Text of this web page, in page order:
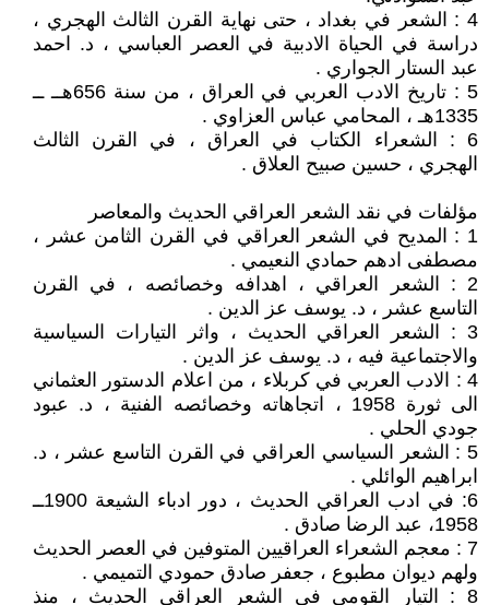
4 : الشعر في بغداد ، حتى نهاية القرن الثالث الهجري ،
دراسة في الحياة الادبية في العصر العباسي ، د. احمد
عبد الستار الجواري .
5 : تاريخ الادب العربي في العراق ، من سنة 656هــ ــ
1335هـ ، المحامي عباس العزاوي .
6 : الشعراء الكتاب في العراق ، في القرن الثالث
الهجري ، حسين صبيح العلاق .
مؤلفات في نقد الشعر العراقي الحديث والمعاصر
1 : المديح في الشعر العراقي في القرن الثامن عشر ،
مصطفى ادهم حمادي النعيمي .
2 : الشعر العراقي ، اهدافه وخصائصه ، في القرن
التاسع عشر ، د. يوسف عز الدين .
3 : الشعر العراقي الحديث ، واثر التيارات السياسية
والاجتماعية فيه ، د. يوسف عز الدين .
4 : الادب العربي في كربلاء ، من اعلام الدستور العثماني
الى ثورة 1958 ، اتجاهاته وخصائصه الفنية ، د. عبود
جودي الحلي .
5 : الشعر السياسي العراقي في القرن التاسع عشر ، د.
ابراهيم الوائلي .
6: في ادب العراقي الحديث ، دور ادباء الشيعة 1900ــ
1958، عبد الرضا صادق .
7 : معجم الشعراء العراقيين المتوفين في العصر الحديث
ولهم ديوان مطبوع ، جعفر صادق حمودي التميمي .
8 : التيار القومي في الشعر العراقي الحديث ، منذ